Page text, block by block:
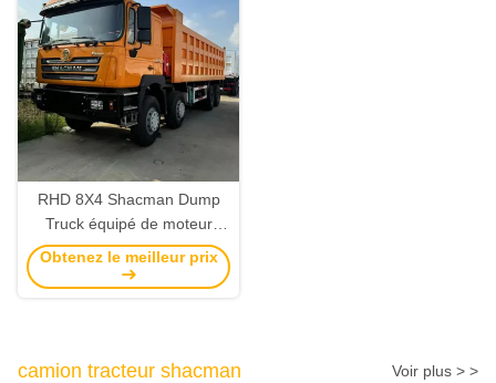
RHD 8X4 Shacman Dump
Truck équipé de moteur
WEICHAI WP12.375E53 et
option de personnalisation
Obtenez le meilleur prix
camion tracteur shacman Voir plus > >